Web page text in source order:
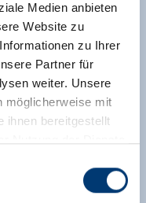
Medien anbieten
Website zu
zu Ihrer
Partner für
weiter. Unsere
möglicherweise mit
ihnen bereitgestellt